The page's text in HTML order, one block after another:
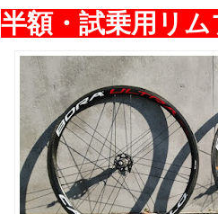
半額・試乗用リ